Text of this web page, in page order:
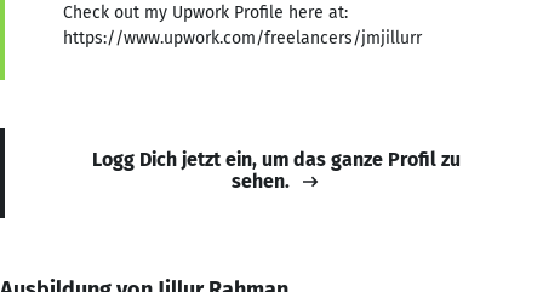
Check out my Upwork Profile here at:
https://www.upwork.com/freelancers/jmjillurr
Logg Dich jetzt ein, um das ganze Profil zu
sehen.